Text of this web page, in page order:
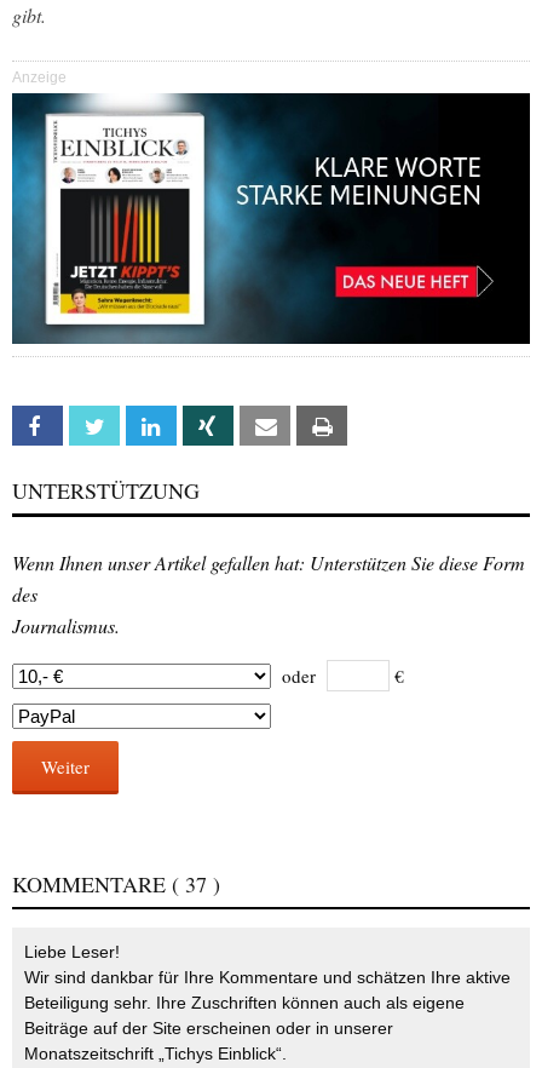
gibt.
Anzeige
Facebook Twitter Linkedin Xing Email
UNTERSTÜTZUNG
Wenn Ihnen unser Artikel gefallen hat: Unterstützen Sie diese Form
des
Journalismus.
oder €
Weiter
KOMMENTARE ( 37 )
Liebe Leser!
Wir sind dankbar für Ihre Kommentare und schätzen Ihre aktive
Beteiligung sehr. Ihre Zuschriften können auch als eigene
Beiträge auf der Site erscheinen oder in unserer
Monatszeitschrift „Tichys Einblick“.